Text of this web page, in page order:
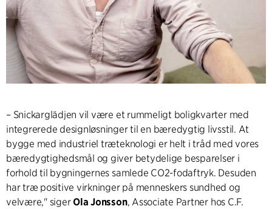
– Snickarglädjen vil være et rummeligt boligkvarter med
integrerede designløsninger til en bæredygtig livsstil. At
bygge med industriel træteknologi er helt i tråd med vores
bæredygtighedsmål og giver betydelige besparelser i
forhold til bygningernes samlede CO2-fodaftryk. Desuden
har træ positive virkninger på menneskers sundhed og
velvære," siger Ola Jonsson, Associate Partner hos C.F.